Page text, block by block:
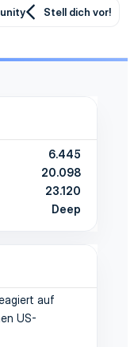
Stell dich vor!
6.445
20.098
23.120
Deep
auf
US-